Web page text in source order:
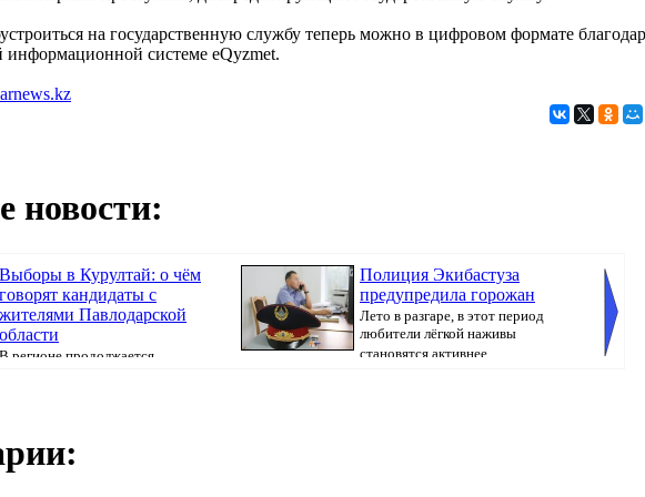
на государственную службу теперь можно в цифровом формате
информационной системе eQyzmet.
новости:
Выборы в Курултай: о чём
говорят кандидаты с
жителями Павлодарской
области
В регионе продолжается
Полиция Экибастуза
предупредила горожан
Лето в разгаре, в этот период
любители лёгкой наживы
становятся активнее,...